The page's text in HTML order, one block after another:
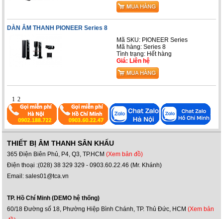
DÀN ÂM THANH PIONEER Series 8
Mã SKU: PIONEER Series
Mã hàng: Series 8
Tình trạng: Hết hàng
Giá: Liên hệ
1 2
THIẾT BỊ ÂM THANH SÂN KHẤU
365 Điện Biên Phủ, P4, Q3, TP.HCM(Xem bản đồ)
Điện thoại :(028) 38 329 329 - 0903.60.22.46 (Mr. Khánh)
Email: sales01@tca.vn
TP. Hồ Chí Minh (DEMO hệ thống)
60/18 Đường số 18, Phường Hiệp Bình Chánh, TP. Thủ Đức, HCM(Xem bản